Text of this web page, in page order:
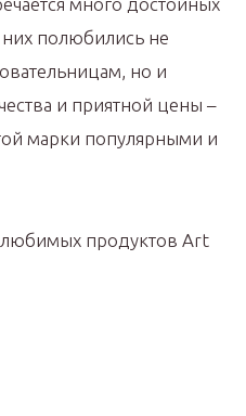
полюбились не
но и
и приятной цены –
марки популярными и
любимых продуктов Art